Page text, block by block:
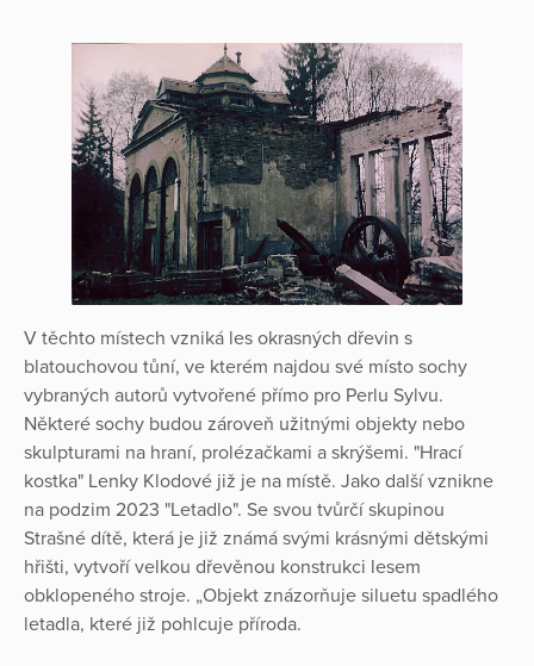
V těchto místech vzniká les okrasných dřevin s
blatouchovou tůní, ve kterém najdou své místo sochy
vybraných autorů vytvořené přímo pro Perlu Sylvu.
Některé sochy budou zároveň užitnými objekty nebo
skulpturami na hraní, prolézačkami a skrýšemi. "Hrací
kostka" Lenky Klodové již je na místě. Jako další vznikne
na podzim 2023 "Letadlo". Se svou tvůrčí skupinou
Strašné dítě, která je již známá svými krásnými dětskými
hřišti, vytvoří velkou dřevěnou konstrukci lesem
obklopeného stroje. „Objekt znázorňuje siluetu spadlého
letadla, které již pohlcuje příroda.